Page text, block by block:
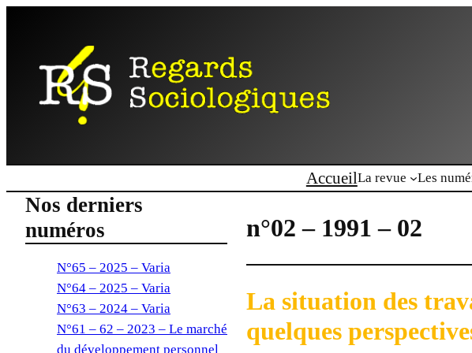
AccueilLa revue Les
Nos derniers
numéros
N°65 – 2025 – Varia
N°64 – 2025 – Varia
N°63 – 2024 – Varia
N°61 – 62 – 2023 – Le marché
du développement personnel
n°02 – 1991 – 02
La situation des
quelques